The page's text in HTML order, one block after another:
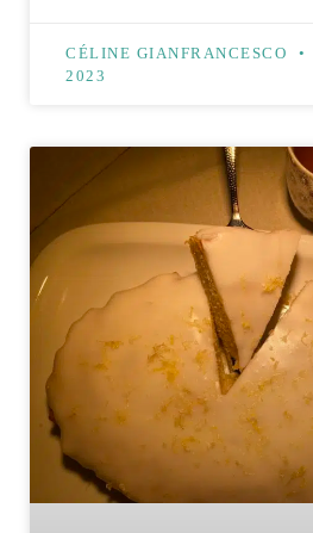
CÉLINE GIANFRANCESCO
2023